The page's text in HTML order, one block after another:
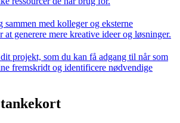
med kolleger og eksterne
at generere mere kreative ideer og løsninger.
projekt, som du kan få adgang til når som
fremskridt og identificere nødvendige